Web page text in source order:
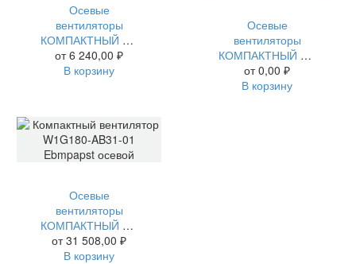
Осевые
вентиляторы
КОМПАКТНЫЙ ВЕНТИЛЯТОР 8318HL EBMPAPST ОСЕВОЙ
от6 240,00 ₽
В корзину
Осевые
вентиляторы
КОМПАКТНЫЙ ВЕНТИЛЯТОР W2E142-CC13-16 EBMPAPST ОСЕВОЙ
от0,00 ₽
В корзину
Осевые
вентиляторы
КОМПАКТНЫЙ ВЕНТИЛЯТОР W1G180-AB31-01 EBMPAPST ОСЕВОЙ
от31 508,00 ₽
В корзину